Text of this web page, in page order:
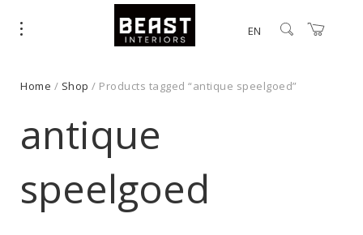
EN
Home / Shop / Products tagged “antique speelgoed”
antique
speelgoed